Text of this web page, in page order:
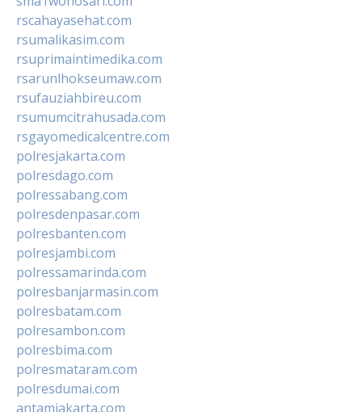
rscahayasehat.com
rsumalikasim.com
rsuprimaintimedika.com
rsarunlhokseumaw.com
rsufauziahbireu.com
rsumumcitrahusada.com
rsgayomedicalcentre.com
polresjakarta.com
polresdago.com
polressabang.com
polresdenpasar.com
polresbanten.com
polresjambi.com
polressamarinda.com
polresbanjarmasin.com
polresbatam.com
polresambon.com
polresbima.com
polresmataram.com
polresdumai.com
antamjakarta.com